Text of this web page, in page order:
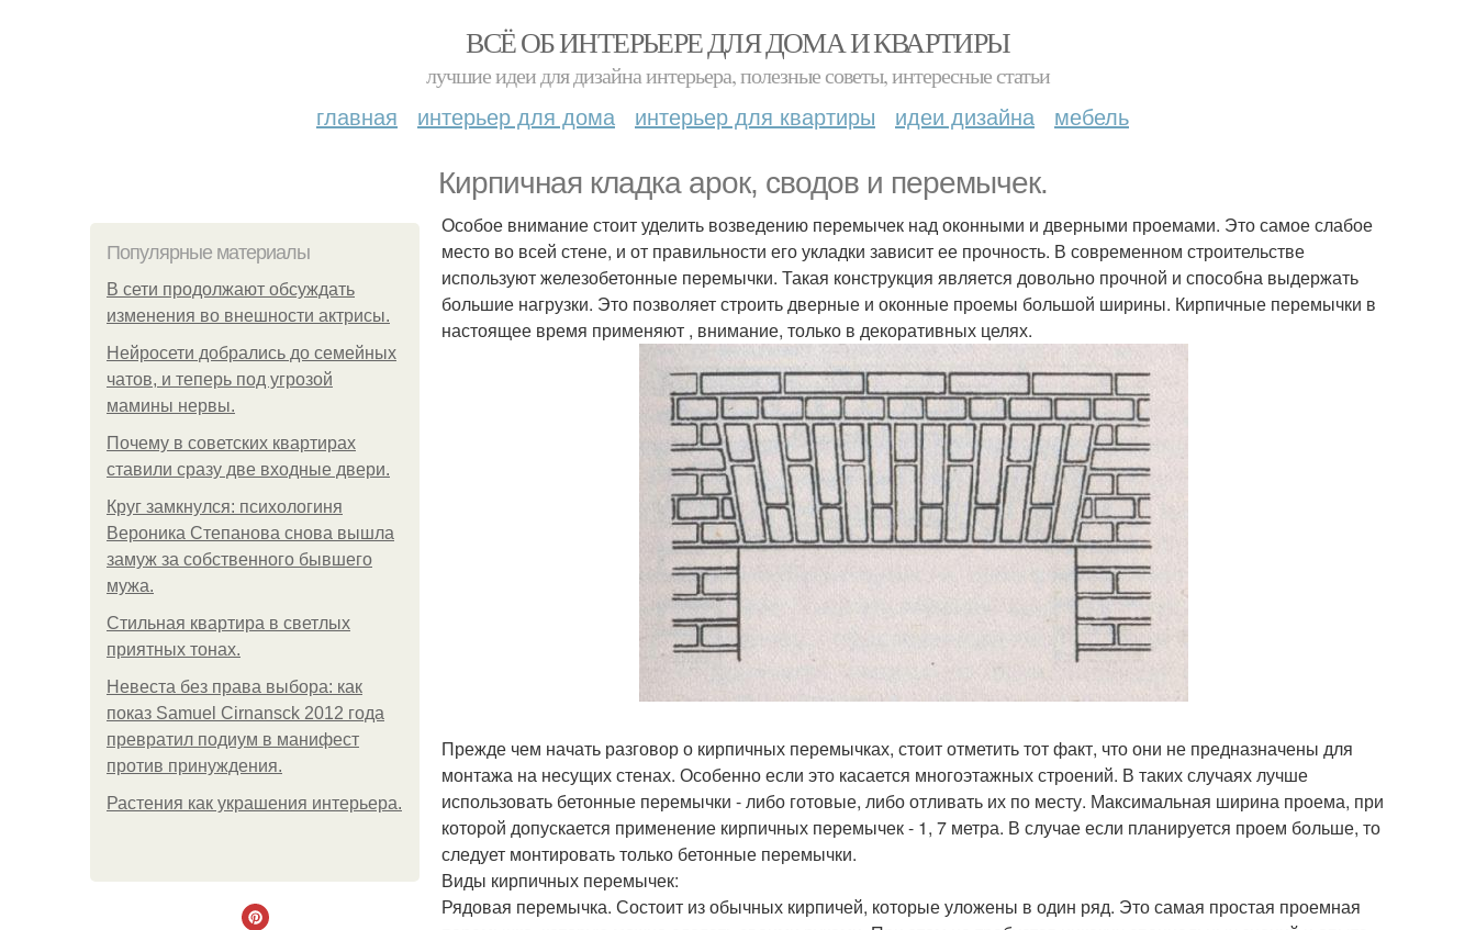
ВСЁ ОБ ИНТЕРЬЕРЕ ДЛЯ ДОМА И КВАРТИРЫ
лучшие идеи для дизайна интерьера, полезные советы, интересные статьи
главная интерьер для дома интерьер для квартиры идеи дизайна мебель
Кирпичная кладка арок, сводов и перемычек.
Популярные материалы
В сети продолжают обсуждать
изменения во внешности актрисы.
Нейросети добрались до семейных
чатов, и теперь под угрозой
мамины нервы.
Почему в советских квартирах
ставили сразу две входные двери.
Круг замкнулся: психологиня
Вероника Степанова снова вышла
замуж за собственного бывшего
мужа.
Стильная квартира в светлых
приятных тонах.
Невеста без права выбора: как
показ Samuel Cirnansck 2012 года
превратил подиум в манифест
против принуждения.
Растения как украшения интерьера.
Особое внимание стоит уделить возведению перемычек над оконными и дверными проемами. Это самое слабое
место во всей стене, и от правильности его укладки зависит ее прочность. В современном строительстве
используют железобетонные перемычки. Такая конструкция является довольно прочной и способна выдержать
большие нагрузки. Это позволяет строить дверные и оконные проемы большой ширины. Кирпичные перемычки в
настоящее время применяют , внимание, только в декоративных целях.
Прежде чем начать разговор о кирпичных перемычках, стоит отметить тот факт, что они не предназначены для
монтажа на несущих стенах. Особенно если это касается многоэтажных строений. В таких случаях лучше
использовать бетонные перемычки - либо готовые, либо отливать их по месту. Максимальная ширина проема, при
которой допускается применение кирпичных перемычек - 1, 7 метра. В случае если планируется проем больше, то
следует монтировать только бетонные перемычки.
Виды кирпичных перемычек:
Рядовая перемычка. Состоит из обычных кирпичей, которые уложены в один ряд. Это самая простая проемная